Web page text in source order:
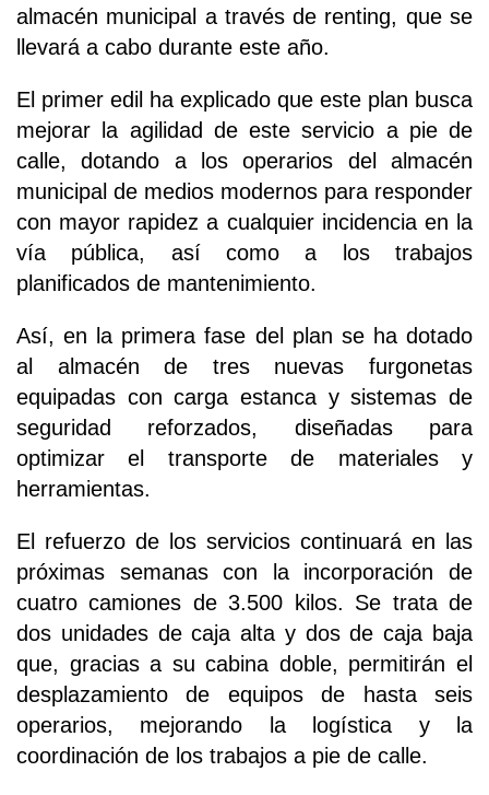
almacén municipal a través de renting, que se
llevará a cabo durante este año.
El primer edil ha explicado que este plan busca
mejorar la agilidad de este servicio a pie de
calle, dotando a los operarios del almacén
municipal de medios modernos para responder
con mayor rapidez a cualquier incidencia en la
vía pública, así como a los trabajos
planificados de mantenimiento.
Así, en la primera fase del plan se ha dotado
al almacén de tres nuevas furgonetas
equipadas con carga estanca y sistemas de
seguridad reforzados, diseñadas para
optimizar el transporte de materiales y
herramientas.
El refuerzo de los servicios continuará en las
próximas semanas con la incorporación de
cuatro camiones de 3.500 kilos. Se trata de
dos unidades de caja alta y dos de caja baja
que, gracias a su cabina doble, permitirán el
desplazamiento de equipos de hasta seis
operarios, mejorando la logística y la
coordinación de los trabajos a pie de calle.